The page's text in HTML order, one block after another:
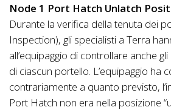
Node 1 Port Hatch Unlatch
Durante la verifica della tenuta dei
Inspection), gli specialisti a Terra
all’equipaggio di controllare anche
di ciascun portello. L’equipaggio ha
contrariamente a quanto previsto,
Port Hatch non era nella posizione